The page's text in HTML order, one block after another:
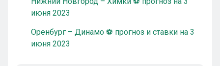
июня 2023
Оренбург – Динамо ⚽ прогноз и ставки на 3
июня 2023